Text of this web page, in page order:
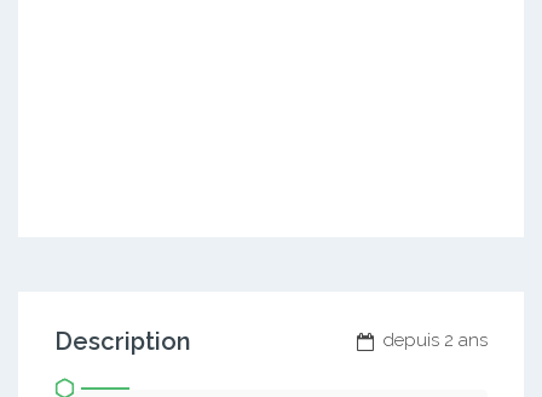
depuis 2 ans
Description